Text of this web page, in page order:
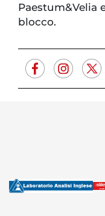
Paestum&Velia
blocco.